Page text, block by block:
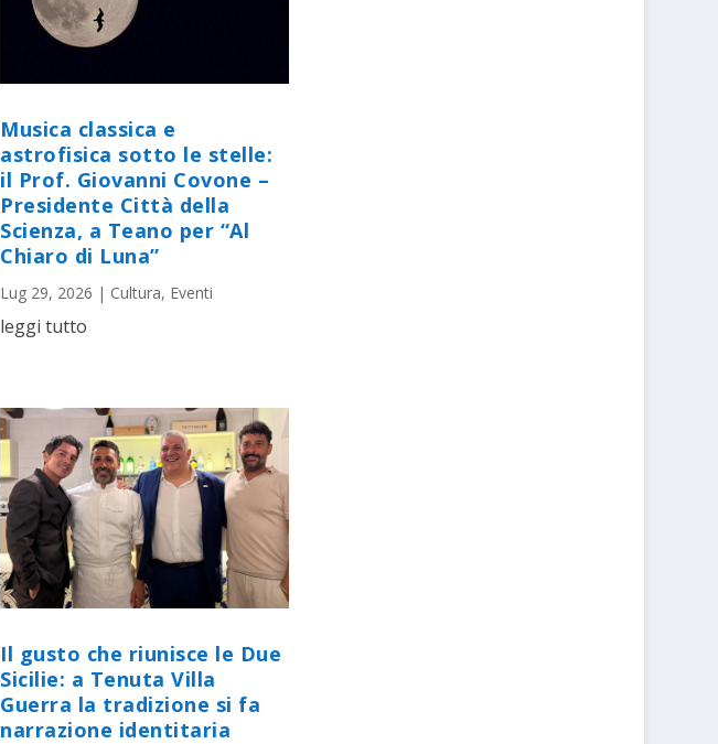
Musica classica e
astrofisica sotto le stelle:
il Prof. Giovanni Covone –
Presidente Città della
Scienza, a Teano per “Al
Chiaro di Luna”
Lug 29, 2026 | Cultura, Eventi
leggi tutto
Il gusto che riunisce le Due
Sicilie: a Tenuta Villa
Guerra la tradizione si fa
narrazione identitaria